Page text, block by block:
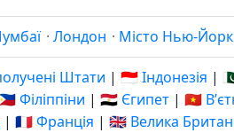
· Лондон · Місто Нью-Йорк
Штати | 🇮🇩 Індонезія |
🇵🇭 Філіппіни | 🇪🇬 Єгипет | 🇻🇳
| 🇫🇷 Франція | 🇬🇧 Велика